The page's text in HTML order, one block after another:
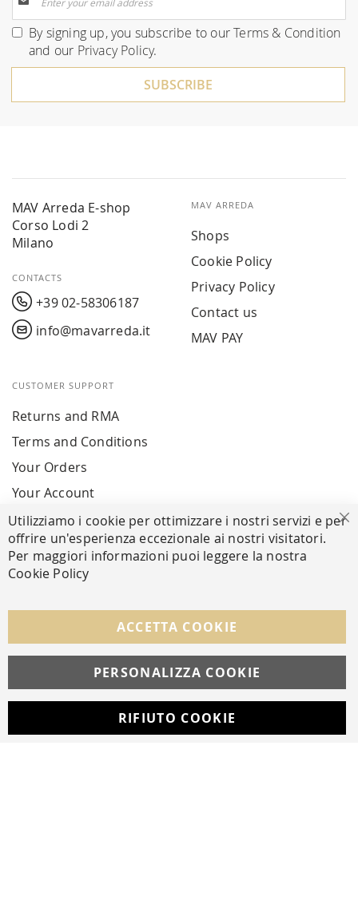
Up
for
Our
By signing up, you subscribe to ourTerms & Condition
and our Privacy Policy.
SUBSCRIBE
MAV Arreda E-shop
Corso Lodi 2
Milano
CONTACTS
+39 02-58306187
info@mavarreda.it
MAV ARREDA
Shops
Cookie Policy
Privacy Policy
Contact us
MAV PAY
CUSTOMER SUPPORT
Returns and RMA
Terms and Conditions
Your Orders
Your Account
SECURE PAYMENTS
FOLLOW US ON SOCIAL MEDIA
Utilizziamo i cookie per ottimizzare i nostri servizi e per
offrire un'esperienza eccezionale ai nostri visitatori.
Per maggiori informazioni puoi leggere la nostra
Cookie Policy
ACCETTA COOKIE
PERSONALIZZA COOKIE
RIFIUTO COOKIE